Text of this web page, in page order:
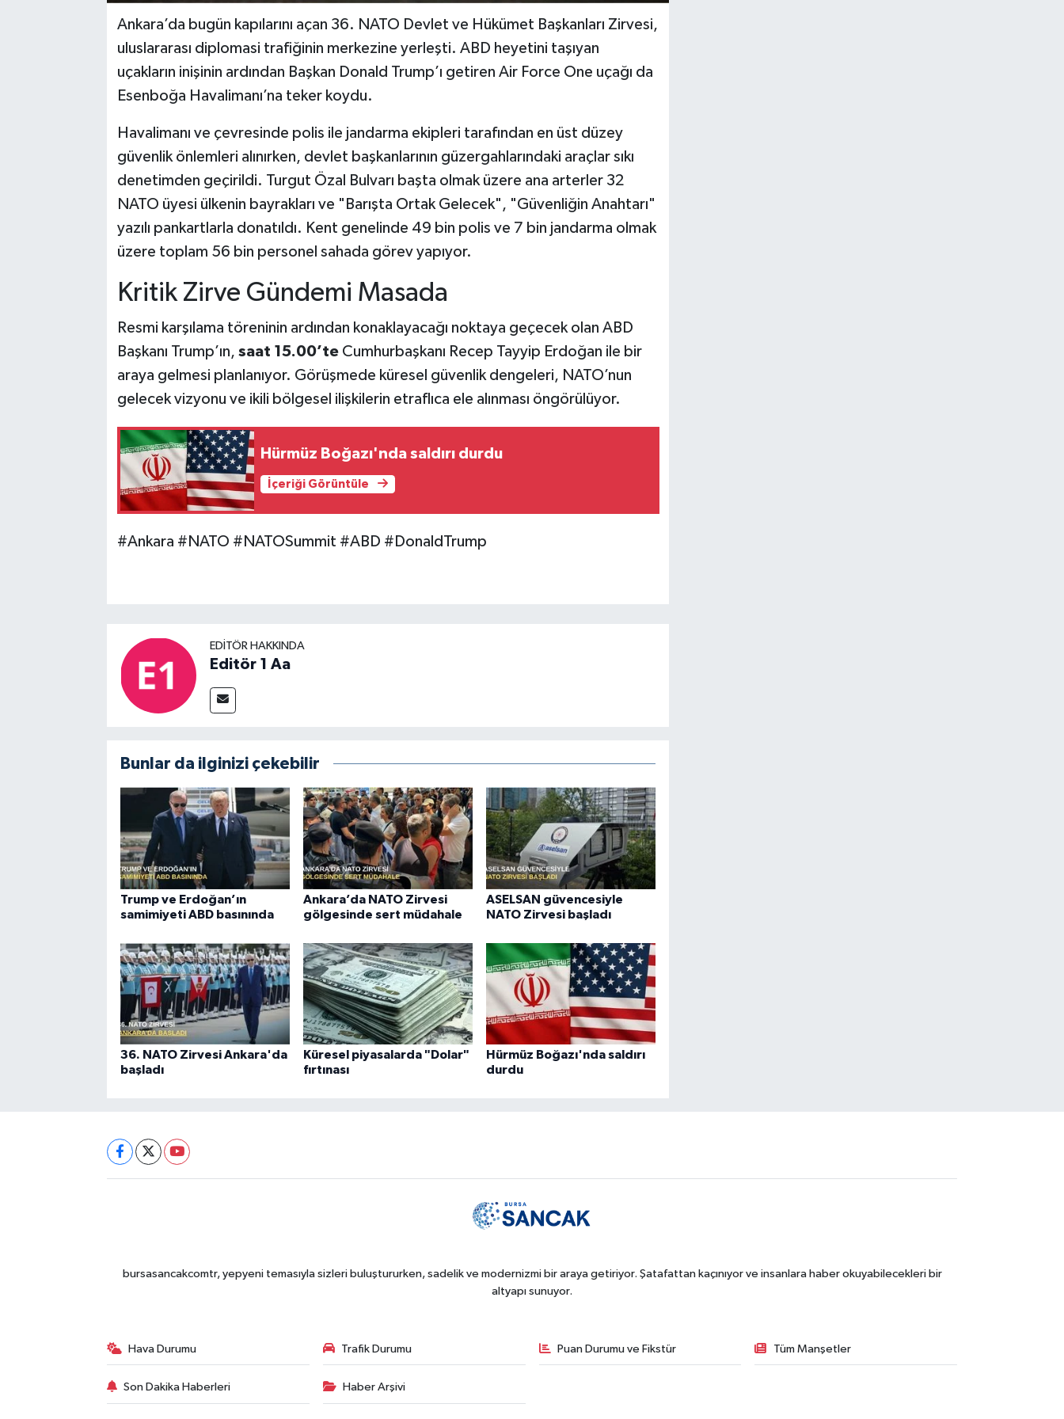
Ankara’da bugün kapılarını açan 36. NATO Devlet ve Hükümet Başkanları Zirvesi,
uluslararası diplomasi trafiğinin merkezine yerleşti. ABD heyetini taşıyan
uçakların inişinin ardından Başkan Donald Trump’ı getiren Air Force One uçağı da
Esenboğa Havalimanı’na teker koydu.
Havalimanı ve çevresinde polis ile jandarma ekipleri tarafından en üst düzey
güvenlik önlemleri alınırken, devlet başkanlarının güzergahlarındaki araçlar sıkı
denetimden geçirildi. Turgut Özal Bulvarı başta olmak üzere ana arterler 32
NATO üyesi ülkenin bayrakları ve "Barışta Ortak Gelecek", "Güvenliğin Anahtarı"
yazılı pankartlarla donatıldı. Kent genelinde 49 bin polis ve 7 bin jandarma olmak
üzere toplam 56 bin personel sahada görev yapıyor.
Kritik Zirve Gündemi Masada
Resmi karşılama töreninin ardından konaklayacağı noktaya geçecek olan ABD
Başkanı Trump’ın, saat 15.00’teCumhurbaşkanı Recep Tayyip Erdoğan ile bir
araya gelmesi planlanıyor. Görüşmede küresel güvenlik dengeleri, NATO’nun
gelecek vizyonu ve ikili bölgesel ilişkilerin etraflıca ele alınması öngörülüyor.
Hürmüz Boğazı'nda saldırı durdu
İçeriği Görüntüle
#Ankara #NATO #NATOSummit #ABD #DonaldTrump
EDITÖR HAKKINDA
Editör 1 Aa
Bunlar da ilginizi çekebilir
Trump ve Erdoğan’ın
samimiyeti ABD basınında
Ankara’da NATO Zirvesi
gölgesinde sert müdahale
ASELSAN güvencesiyle
NATO Zirvesi başladı
36. NATO Zirvesi Ankara'da
başladı
Küresel piyasalarda "Dolar"
fırtınası
Hürmüz Boğazı'nda saldırı
durdu
bursasancakcomtr, yepyeni temasıyla sizleri buluştururken, sadelik ve modernizmi bir araya getiriyor. Şatafattan kaçınıyor ve insanlara haber okuyabilecekleri bir
altyapı sunuyor.
Hava Durumu Trafik Durumu Puan Durumu ve Fikstür Tüm Manşetler
Son Dakika Haberleri Haber Arşivi